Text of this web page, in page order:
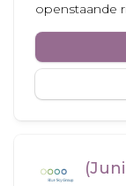
openstaande